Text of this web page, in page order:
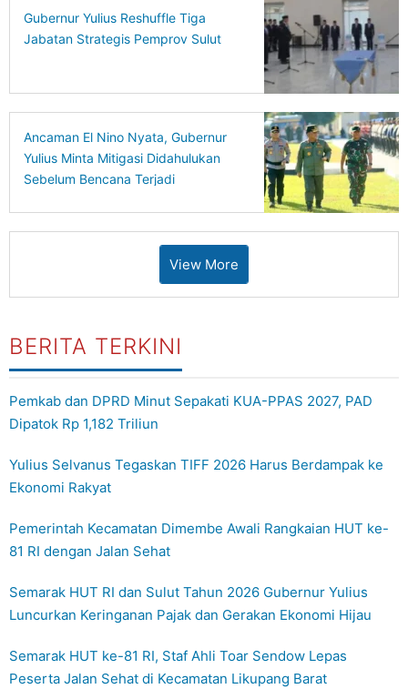
Gubernur Yulius Reshuffle Tiga
Jabatan Strategis Pemprov Sulut
Ancaman El Nino Nyata, Gubernur
Yulius Minta Mitigasi Didahulukan
Sebelum Bencana Terjadi
View More
BERITA TERKINI
Pemkab dan DPRD Minut Sepakati KUA-PPAS 2027, PAD
Dipatok Rp 1,182 Triliun
Yulius Selvanus Tegaskan TIFF 2026 Harus Berdampak ke
Ekonomi Rakyat
Pemerintah Kecamatan Dimembe Awali Rangkaian HUT ke-
81 RI dengan Jalan Sehat
Semarak HUT RI dan Sulut Tahun 2026 Gubernur Yulius
Luncurkan Keringanan Pajak dan Gerakan Ekonomi Hijau
Semarak HUT ke-81 RI, Staf Ahli Toar Sendow Lepas
Peserta Jalan Sehat di Kecamatan Likupang Barat